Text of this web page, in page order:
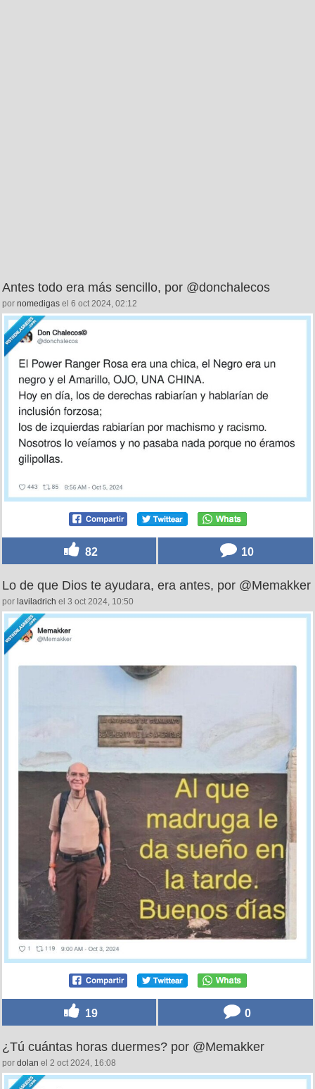
Antes todo era más sencillo, por @donchalecos
por nomedigas el 6 oct 2024, 02:12
82 10
Lo de que Dios te ayudara, era antes, por @Memakker
por laviladrich el 3 oct 2024, 10:50
19 0
¿Tú cuántas horas duermes? por @Memakker
por dolan el 2 oct 2024, 16:08